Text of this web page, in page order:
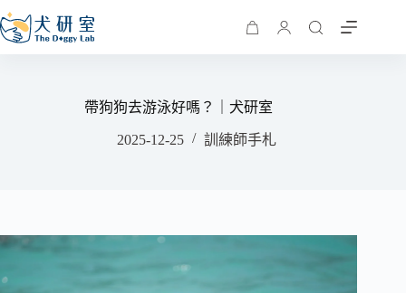
帶狗狗去游泳好嗎？｜犬研室
2025-12-25 訓練師手札